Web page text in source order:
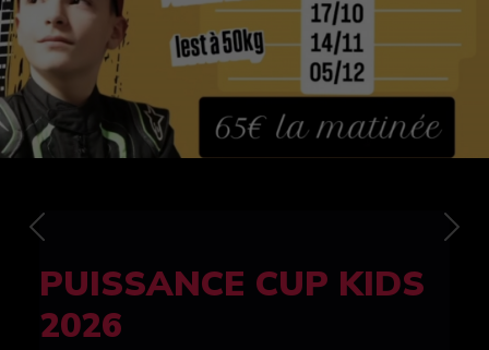
FELINE CUP 100%
féminine
Previous Next